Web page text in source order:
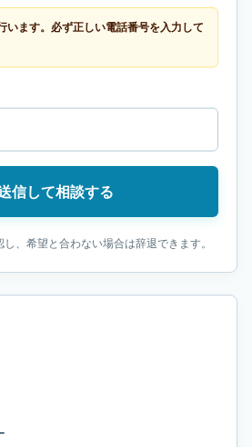
います。必ず正しい電話番号を入力して
信して相談する
、希望と合わない場合は辞退できます。